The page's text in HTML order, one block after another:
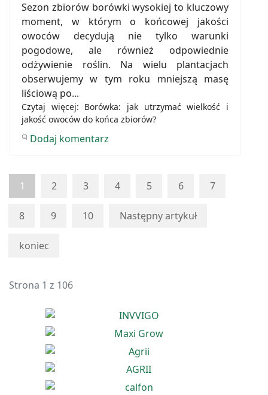
Sezon zbiorów borówki wysokiej to kluczowy
moment, w którym o końcowej jakości
owoców decydują nie tylko warunki
pogodowe, ale również odpowiednie
odżywienie roślin. Na wielu plantacjach
obserwujemy w tym roku mniejszą masę
liściową po...
Czytaj więcej: Borówka: jak utrzymać wielkość i
jakość owoców do końca zbiorów?
Dodaj komentarz
1 2 3 4 5 6 7
8 9 10 Następny artykuł
koniec
Strona 1 z 106